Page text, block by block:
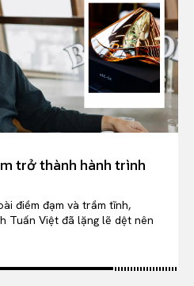
trở thành hành trình
điềm đạm và trầm tĩnh,
Tuấn Việt đã lặng lẽ dệt nên